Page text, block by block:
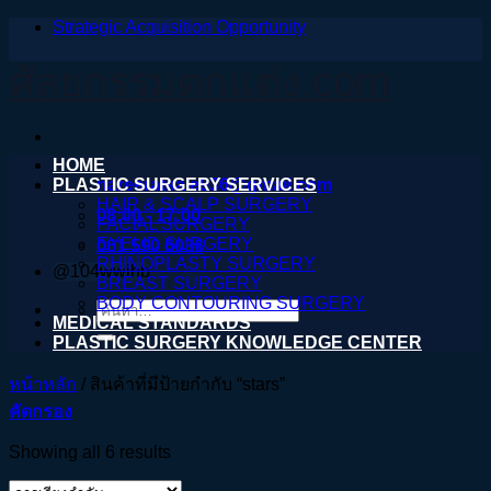
ข้าม
Strategic Acquisition Opportunity
nareeratsale936@gmail.com
08:00 - 17:00
061 590 6036
@104wwihb
ค้นหา:
HOME
PLASTIC SURGERY SERVICES
HAIR & SCALP SURGERY
FACIAL SURGERY
EYELID SURGERY
RHINOPLASTY SURGERY
BREAST SURGERY
BODY CONTOURING SURGERY
MEDICAL STANDARDS
PLASTIC SURGERY KNOWLEDGE CENTER
หน้าหลัก / สินค้าที่มีป้ายกำกับ “stars”
คัดกรอง
Showing all 6 results